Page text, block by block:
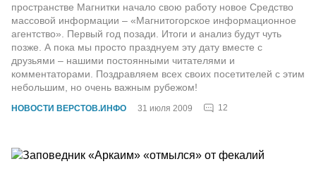
НОВОСТИ ВЕРСТОВ.ИНФО 31 июля 2009 12
пространстве Магнитки начало свою работу новое Средство
массовой информации – «Магнитогорское информационное
агентство». Первый год позади. Итоги и анализ будут чуть
позже. А пока мы просто празднуем эту дату вместе с
друзьями – нашими постоянными читателями и
комментаторами. Поздравляем всех своих посетителей с этим
небольшим, но очень важным рубежом!